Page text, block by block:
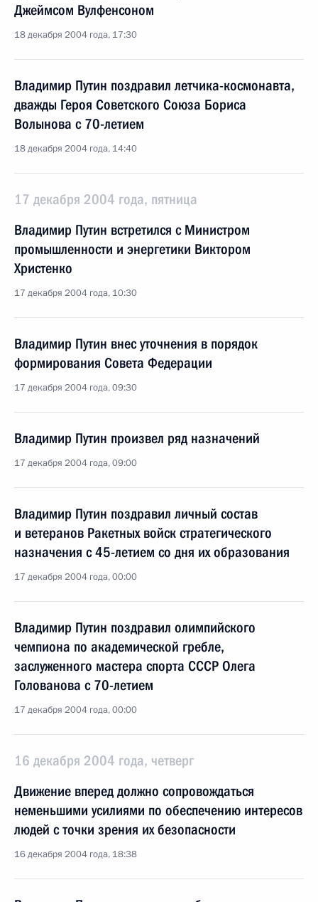
Джеймсом Вулфенсоном
18 декабря 2004 года, 17:30
Владимир Путин поздравил летчика-космонавта,
дважды Героя Советского Союза Бориса
Волынова с 70-летием
18 декабря 2004 года, 14:40
17 декабря 2004 года, пятница
Владимир Путин встретился с Министром
промышленности и энергетики Виктором
Христенко
17 декабря 2004 года, 10:30
Владимир Путин внес уточнения в порядок
формирования Совета Федерации
17 декабря 2004 года, 09:30
Владимир Путин произвел ряд назначений
17 декабря 2004 года, 09:00
Владимир Путин поздравил личный состав
и ветеранов Ракетных войск стратегического
назначения с 45-летием со дня их образования
17 декабря 2004 года, 00:00
Владимир Путин поздравил олимпийского
чемпиона по академической гребле,
заслуженного мастера спорта СССР Олега
Голованова с 70-летием
17 декабря 2004 года, 00:00
16 декабря 2004 года, четверг
Движение вперед должно сопровождаться
неменьшими усилиями по обеспечению интересов
людей с точки зрения их безопасности
16 декабря 2004 года, 18:38